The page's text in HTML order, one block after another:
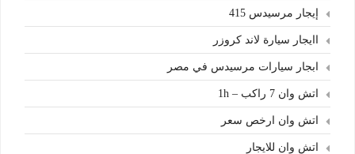
إيجار مرسيدس 415
اايجار سيارة لاند كروزر
ابجار سيارات مرسيدس في مصر
اتش وان 7 راكب – 1h
اتش وان ارخص سعر
اتش وان للايجار